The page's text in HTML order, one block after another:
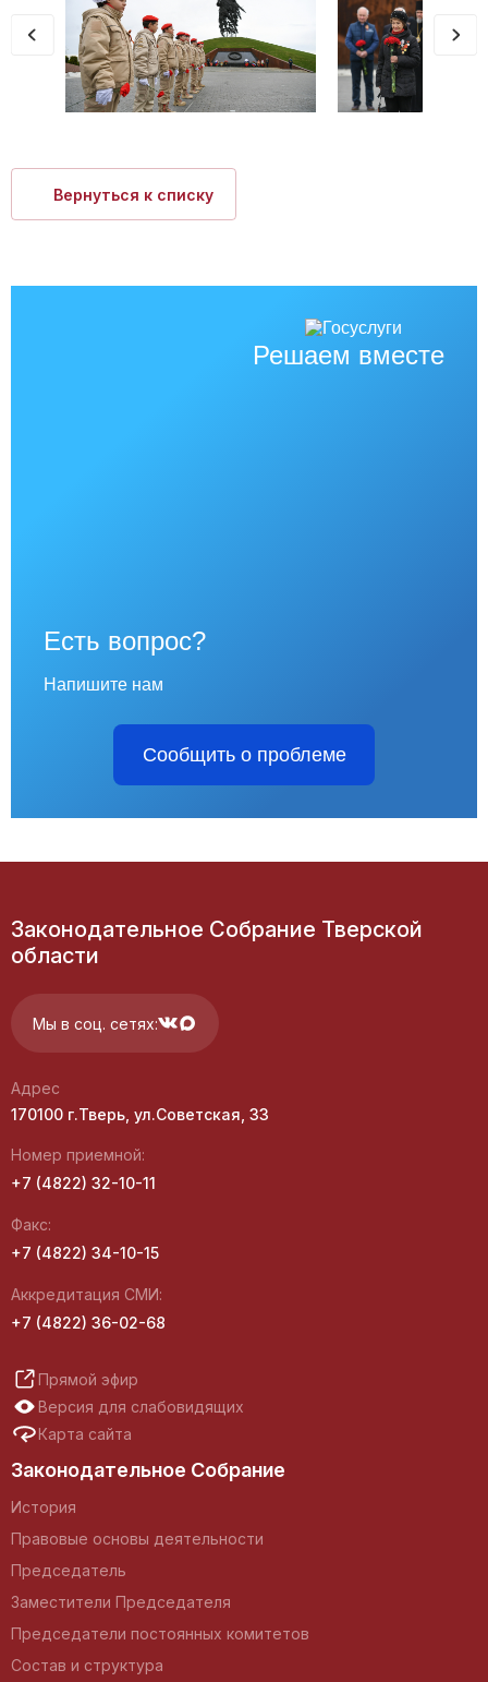
Вернуться к списку
Решаем вместе
Есть вопрос?
Напишите нам
Сообщить о проблеме
Законодательное Собрание Тверской
области
Мы в соц. сетях:
Адрес
170100 г.Тверь, ул.Советская, 33
Номер приемной:
+7 (4822) 32-10-11
Факс:
+7 (4822) 34-10-15
Аккредитация СМИ:
+7 (4822) 36-02-68
Прямой эфир
Версия для слабовидящих
Карта сайта
Законодательное Собрание
История
Правовые основы деятельности
Председатель
Заместители Председателя
Председатели постоянных комитетов
Состав и структура